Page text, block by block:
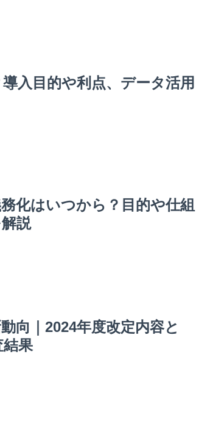
入目的や利点、データ活用
化はいつから？目的や仕組
説
向｜2024年度改定内容と
結果